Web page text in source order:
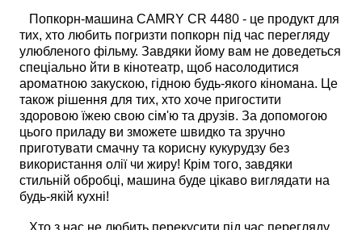
Попкорн-машина CAMRY CR 4480 - це продукт для
тих, хто любить погризти попкорн під час перегляду
улюбленого фільму. Завдяки йому вам не доведеться
спеціально йти в кінотеатр, щоб насолодитися
ароматною закускою, гідною будь-якого кіномана. Це
також рішення для тих, хто хоче пригостити
здоровою їжею свою сім'ю та друзів. За допомогою
цього приладу ви зможете швидко та зручно
приготувати смачну та корисну кукурудзу без
використання олії чи жиру! Крім того, завдяки
стильній обробці, машина буде цікаво виглядати на
будь-якій кухні!